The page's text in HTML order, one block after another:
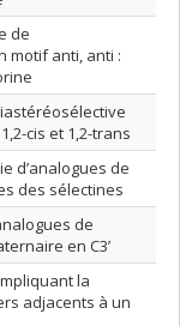
de
motif anti, anti :
cis et 1,2-trans
d’analogues de
des sélectines
de
en C3’
la
adjacents à un